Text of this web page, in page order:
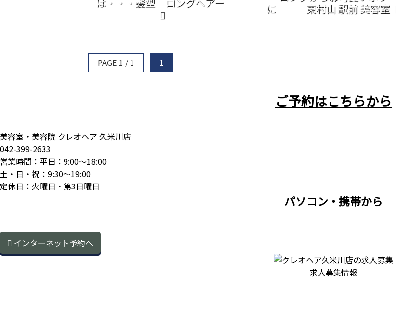
に 東村山 駅前 美容室
PAGE 1 / 1 1
ご予約はこちらから
美容室・美容院 クレオヘア 久米川店
042-399-2633
営業時間：平日：9:00～18:00
土・日・祝：9:30～19:00
定休日：火曜日・第3日曜日
パソコン・携帯から
インターネット予約へ
求人募集情報